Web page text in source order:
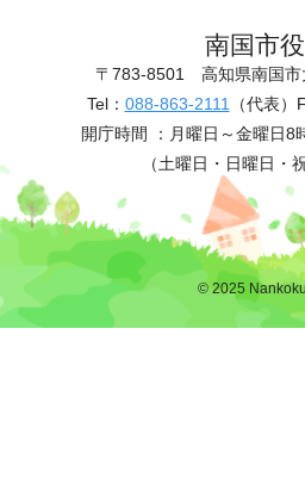
南国市
〒783-8501 高知県南国
Tel： 088-863-2111 （代表）
開庁時間 ： 月曜日～金曜日8
（土曜日・日曜日・
© 2025